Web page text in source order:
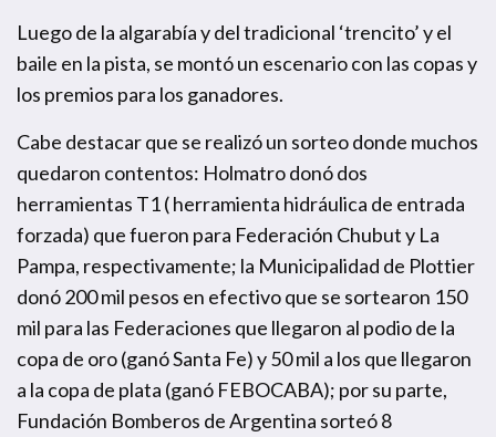
Luego de la algarabía y del tradicional ‘trencito’ y el
baile en la pista, se montó un escenario con las copas y
los premios para los ganadores.
Cabe destacar que se realizó un sorteo donde muchos
quedaron contentos: Holmatro donó dos
herramientas T1 ( herramienta hidráulica de entrada
forzada) que fueron para Federación Chubut y La
Pampa, respectivamente; la Municipalidad de Plottier
donó 200 mil pesos en efectivo que se sortearon 150
mil para las Federaciones que llegaron al podio de la
copa de oro (ganó Santa Fe) y 50 mil a los que llegaron
a la copa de plata (ganó FEBOCABA); por su parte,
Fundación Bomberos de Argentina sorteó 8